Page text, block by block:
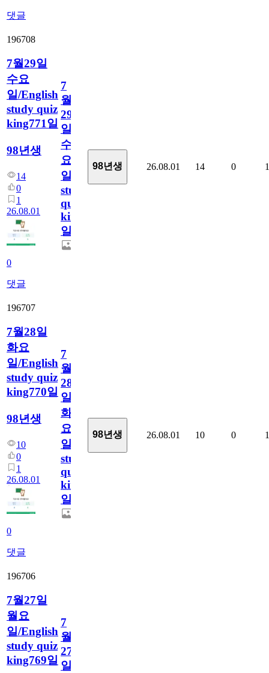
댓글
196708
7월29일
수요
일/English
study quiz
king771일
98년생
14
0
1
26.08.01
0
댓글
7
월
29
일
수
요
일/English
study
quiz
king771
일
98년생 26.08.01 14 0 1
196707
7월28일
화요
일/English
study quiz
king770일
98년생
10
0
1
26.08.01
0
댓글
7
월
28
일
화
요
일/English
study
quiz
king770
일
98년생 26.08.01 10 0 1
196706
7월27일
월요
일/English
study quiz
king769일
7
월
27
일